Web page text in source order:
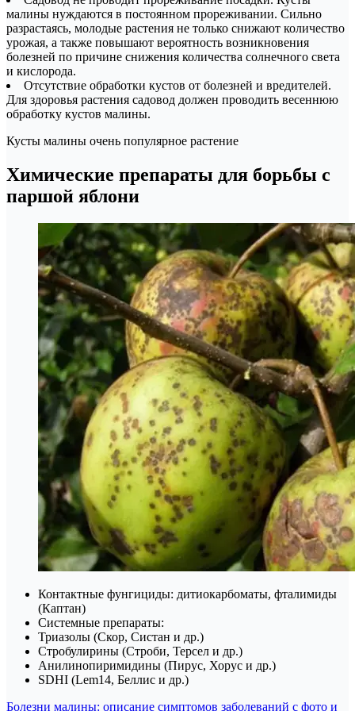
малины нуждаются в постоянном прореживании. Сильно
разрастаясь, молодые растения не только снижают количество
урожая, а также повышают вероятность возникновения
болезней по причине снижения количества солнечного света
и кислорода.
Отсутствие обработки кустов от болезней и вредителей.
Для здоровья растения садовод должен проводить весеннюю
обработку кустов малины.
Кусты малины очень популярное растение
Химические препараты для борьбы с
паршой яблони
Контактные фунгициды: дитиокарбоматы, фталимиды
(Каптан)
Системные препараты:
Триазолы (Скор, Систан и др.)
Стробулирины (Строби, Терсел и др.)
Анилинопиримидины (Пирус, Хорус и др.)
SDHI (Lem14, Беллис и др.)
Болезни малины: описание симптомов заболеваний с фото и